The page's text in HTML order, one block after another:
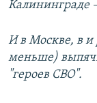
Калининграде
И в Москве, в и
меньше)
"героев СВО".